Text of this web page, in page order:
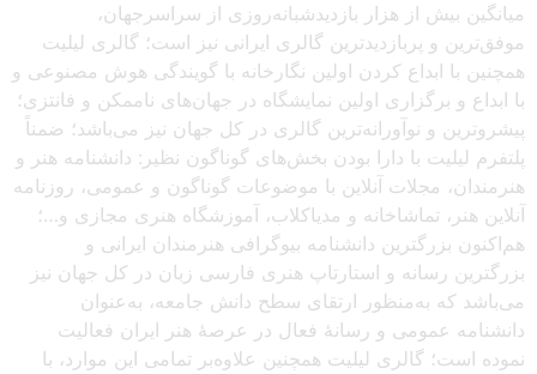
میانگین بیش از هزار بازدیدشبانه‌روزی از سراسرجهان،
موفق‌ترین و پربازدیدترین گالری ایرانی نیز است؛ گالری لیلیت
همچنین با ابداع کردن اولین نگارخانه با گویندگی هوش مصنوعی و
با ابداع و برگزاری اولین نمایشگاه در جهان‌های ناممکن و فانتزی؛
پیشروترین و نوآورانه‌ترین گالری در کل جهان نیز می‌باشد؛ ضمناً
پلتفرم لیلیت با دارا بودن بخش‌های گوناگون نظیر: دانشنامه هنر و
هنرمندان، مجلات آنلاین با موضوعات گوناگون و عمومی، روزنامه
آنلاین هنر، تماشاخانه و مدیاکلاب، آموزشگاه هنری مجازی و…؛
هم‌اکنون بزرگترین دانشنامه بیوگرافی هنرمندان ایرانی و
بزرگترین رسانه و استارتاپ هنری فارسی زبان در کل جهان نیز
می‌باشد که به‌منظور ارتقای سطح دانش جامعه، به‌عنوان
دانشنامه عمومی و رسانهٔ فعال در عرصهٔ هنر ایران فعالیت
نموده است؛ گالری لیلیت همچنین علاوه‌بر تمامی این موارد، با